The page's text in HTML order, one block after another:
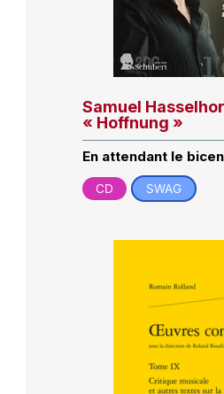
Samuel
« Hoffnung »
En attendant le
CD SWAG